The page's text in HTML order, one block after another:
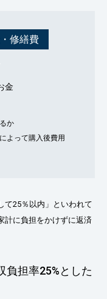
修繕費
金
か
よって購入後費用
て25％以内」といわれて
計に負担をかけずに返済
負担率25%とした